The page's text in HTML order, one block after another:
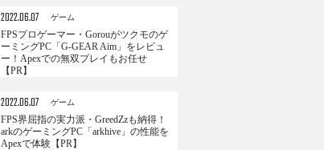
2022.06.07 ゲーム
FPSプロゲーマー・Gorouがツクモのゲ
ーミングPC「G-GEAR Aim」をレビュ
ー！Apexでの無双プレイもお任せ
【PR】
2022.06.07 ゲーム
FPS界屈指の実力派・GreedZzも納得！
arkのゲーミングPC「arkhive」の性能を
Apexで体験【PR】